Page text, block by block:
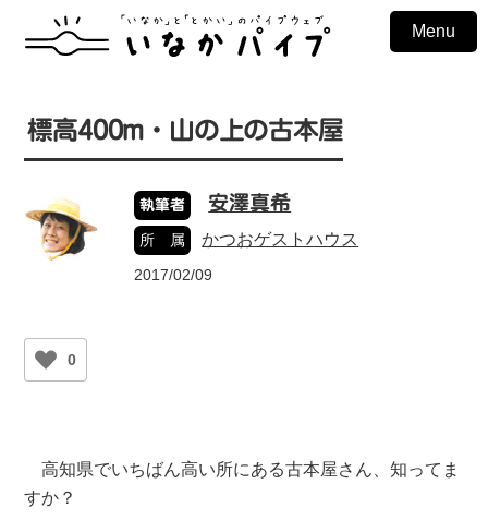
Menu
標高400m・山の上の古本屋
執筆者 安澤真希
所 属 かつおゲストハウス
2017/02/09
0
高知県でいちばん高い所にある古本屋さん、知ってま
すか？